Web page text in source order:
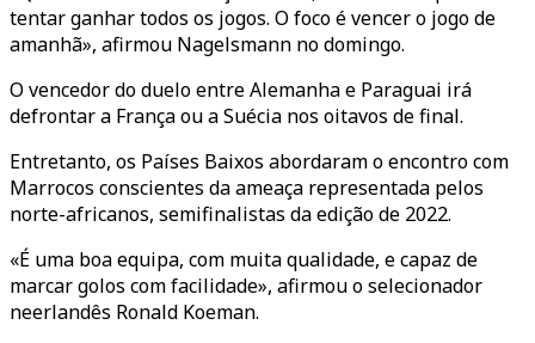
tentar ganhar todos os jogos. O foco é vencer o jogo de
amanhã», afirmou Nagelsmann no domingo.
O vencedor do duelo entre Alemanha e Paraguai irá
defrontar a França ou a Suécia nos oitavos de final.
Entretanto, os Países Baixos abordaram o encontro com
Marrocos conscientes da ameaça representada pelos
norte-africanos, semifinalistas da edição de 2022.
«É uma boa equipa, com muita qualidade, e capaz de
marcar golos com facilidade», afirmou o selecionador
neerlandês Ronald Koeman.